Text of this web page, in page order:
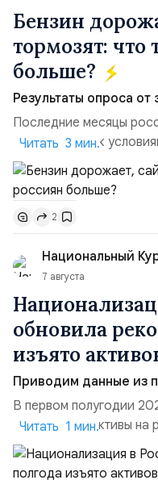
Бензин
тормозят: что
больше?
Результаты опроса
Последние месяцы
адаптируется к
стороны, происходит
необходимости,
поставках бензина. А с
турбулентность:
блокировки сайтов,
российские
Читать 3 мин.
2
Национальный
7 августа
обновила
изъято
Приводим данные из
В первом полугодии
государству активы
подсчитали аналитики
чем за аналогичный
Читать 1 мин.